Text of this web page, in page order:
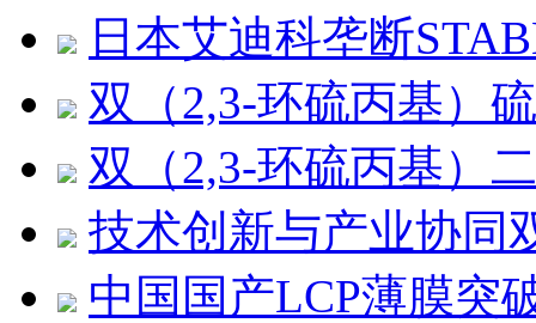
日本艾迪科垄断
双（2,3-环硫丙基）
双（2,3-环硫丙基）
技术创新与产业协同
中国国产LCP薄膜突